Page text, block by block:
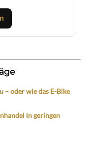
– oder wie das E-Bike
in geringen